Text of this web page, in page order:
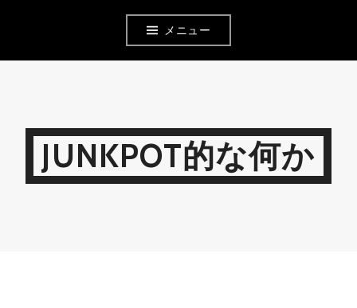
メニュー
JUNKPOT的な何か